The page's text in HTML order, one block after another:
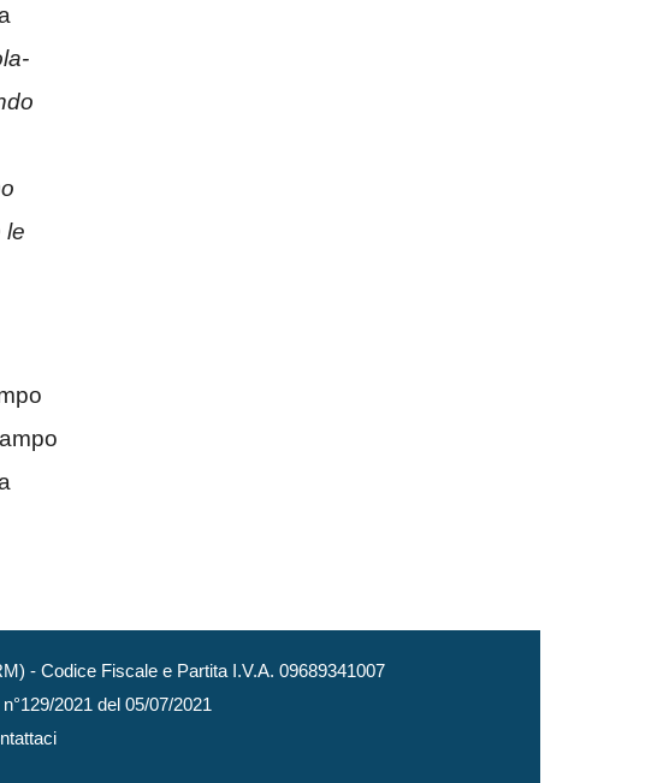
le
- Codice Fiscale e Partita I.V.A. 09689341007
2021 del 05/07/2021